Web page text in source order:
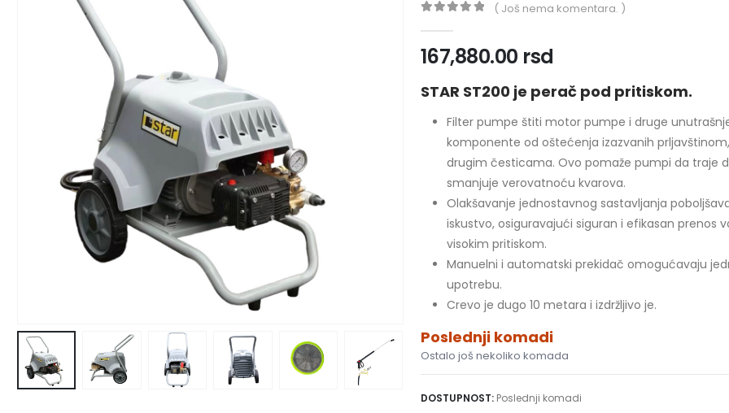
( Još nema komentara. )
167,880.00 rsd
STAR ST200 je perač pod pritiskom.
Filter pumpe štiti motor pumpe i druge
komponente od oštećenja izazvanih
drugim česticama. Ovo pomaže pumpi da traje
smanjuje verovatnoću kvarova.
Olakšavanje jednostavnog sastavljanja
iskustvo, osiguravajući siguran i efikasan prenos
visokim pritiskom.
Manuelni i automatski prekidač omogućavaju
upotrebu.
Crevo je dugo 10 metara i izdržljivo je.
Poslednji komadi
Ostalo još nekoliko komada
DOSTUPNOST: Poslednji komadi